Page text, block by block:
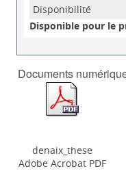
Disponible pour le
Documents
denaix_these
Adobe Acrobat PDF